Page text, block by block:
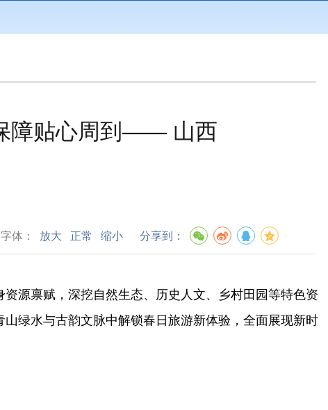
障贴心周到—— 山西
字体： 放大 正常 缩小 分享到：
源禀赋，深挖自然生态、历史人文、乡村田园等特色资
绿水与古韵文脉中解锁春日旅游新体验，全面展现新时